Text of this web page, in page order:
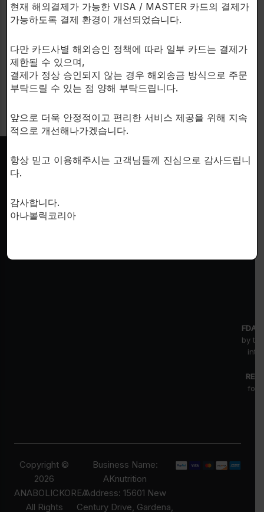
SUPPORT
개인정보처리방침
FDA
by
for
Copyright ©
2026
ANABOLICKOREA
All Rights
Business Name:
AKnutrition
Address: 15601 New
Century Drive, Gardena,
현재 해외결제가 가능한 VISA / MASTER 카드의 결제가
가능하도록 결제 환경이 개선되었습니다.
다만 카드사별 해외승인 정책에 따라 일부 카드는 결제가
제한될 수 있으며,
결제가 정상 승인되지 않는 경우 해외송금 방식으로 주문
부탁드릴 수 있는 점 양해 부탁드립니다.
앞으로 더욱 안정적이고 편리한 서비스 제공을 위해 지속
적으로 개선해나가겠습니다.
항상 믿고 이용해주시는 고객님들께 진심으로 감사드립니
다.
감사합니다.
아나볼릭코리아